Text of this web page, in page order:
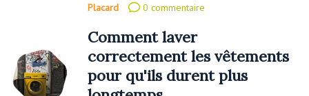
Placard 0 commentaire
Comment laver
correctement les vêtements
pour qu'ils durent plus